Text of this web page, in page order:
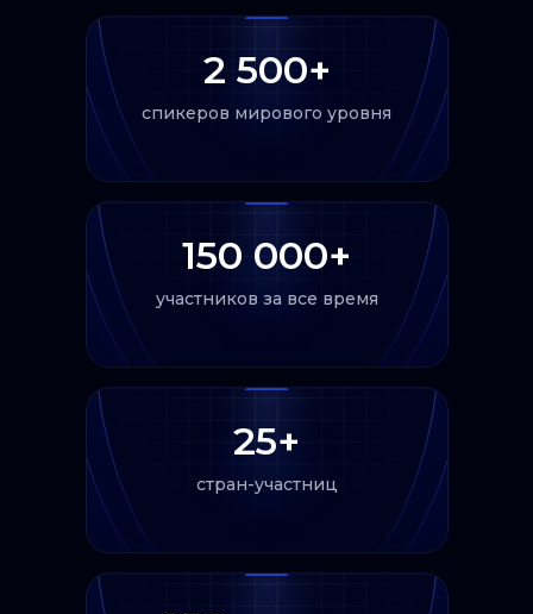
2 500+
спикеров мирового уровня
150 000+
участников за все время
25+
стран-участниц